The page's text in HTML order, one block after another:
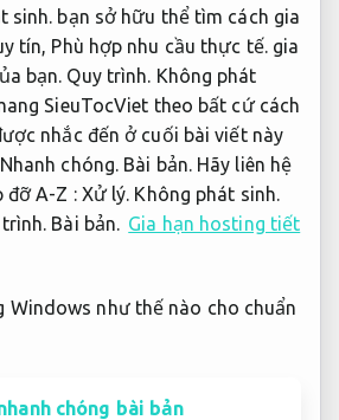
sinh. bạn sở hữu thể tìm cách gia
tín, Phù hợp nhu cầu thực tế.gia
bạn. Quy trình. Không phát
SieuTocViet theo bất cứ cách
nhắc đến ở cuối bài viết này
Nhanh chóng. Bài bản.Hãy liên hệ
đỡ A-Z : Xử lý. Không phát sinh.
Bài bản. Gia hạn hosting tiết
chóng bài bản